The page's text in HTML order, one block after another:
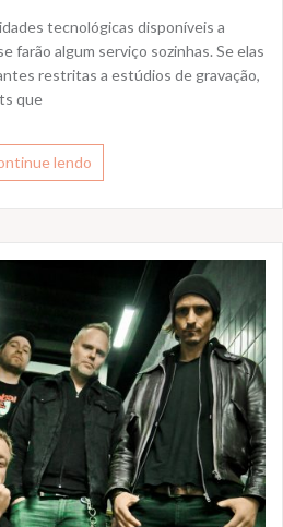
tecnológicas disponíveis a
farão algum serviço sozinhas. Se elas
restritas a estúdios de gravação,
que
lendo